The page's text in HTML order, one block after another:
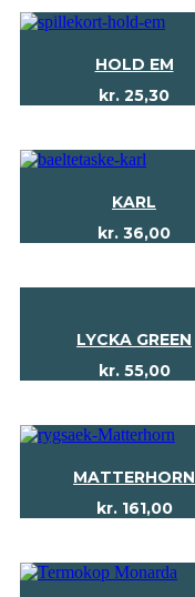
HOLD EM
kr. 25,30
KARL
kr. 36,00
LYCKA GREEN
kr.55,00
MATTERHORN
kr.161,00